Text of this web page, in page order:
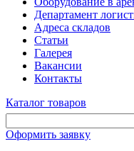
Департамент
Адреса складов
Статьи
Галерея
Вакансии
Контакты
Каталог товаров
Оформить заявку